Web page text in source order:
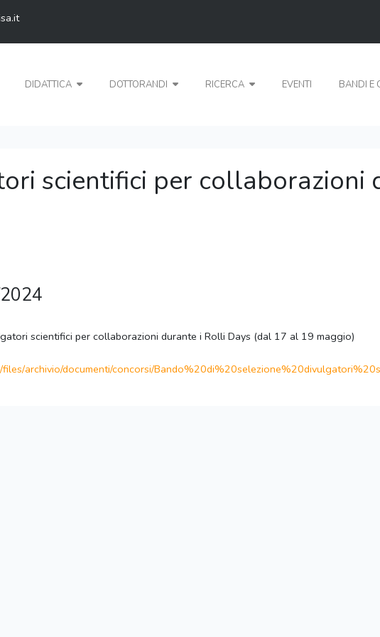
DIDATTICA DOTTORANDI RICERCA EVENTI BANDI E
scientifici per collaborazioni
scientifici per collaborazioni durante i Rolli Days (dal 17 al 19 maggio)
files/archivio/documenti/concorsi/Bando%20di%20selezione%